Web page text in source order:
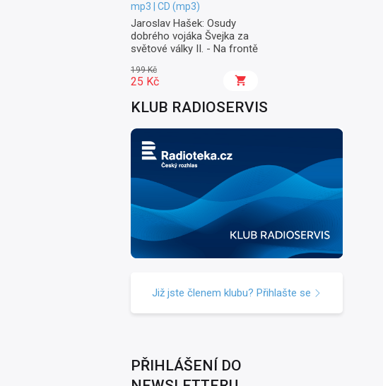
mp3 | CD (mp3)
Jaroslav Hašek: Osudy
dobrého vojáka Švejka za
světové války II. - Na frontě
199 Kč
25 Kč
KLUB RADIOSERVIS
Již jste členem klubu? Přihlašte se
PŘIHLÁŠENÍ DO